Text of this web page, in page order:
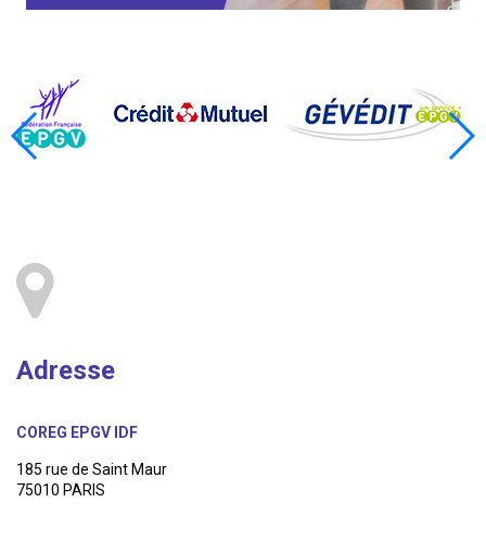
Adresse
COREG EPGV IDF
185 rue de Saint Maur
75010 PARIS